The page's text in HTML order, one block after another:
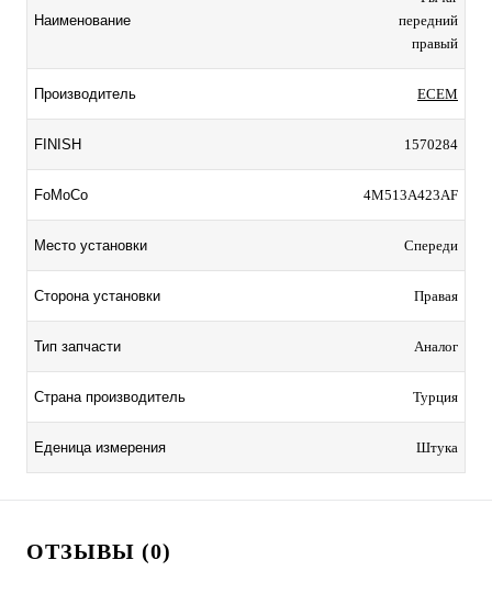
Наименование
передний
правый
Производитель ECEM
FINISH 1570284
FoMoCo 4M513A423AF
Место установки Спереди
Сторона установки Правая
Тип запчасти Аналог
Страна производитель Турция
Еденица измерения Штука
ОТЗЫВЫ (0)